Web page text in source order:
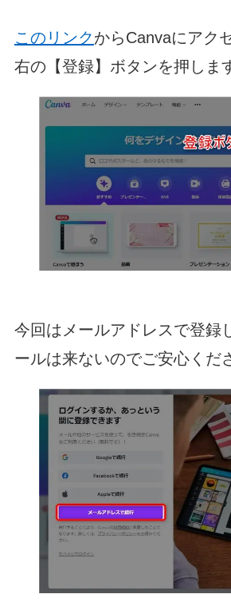
このリンクからCanvaにアク
右の【登録】ボタンを押しま
今回はメールアドレスで登録
ールは来ないのでご安心くだ